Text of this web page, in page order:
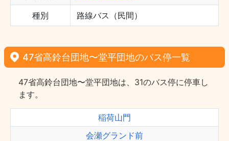
種別 路線バス（民間）
47省高鈴台団地〜堂平団地のバス停一覧
47省高鈴台団地〜堂平団地は、31のバス停に停車し
ます。
稲荷山門
会瀬グランド前